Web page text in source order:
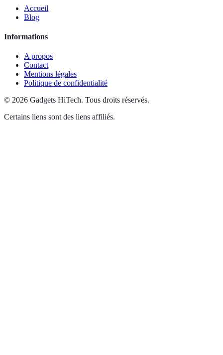
Accueil
Blog
Informations
A propos
Contact
Mentions légales
Politique de confidentialité
© 2026 Gadgets HiTech. Tous droits réservés.
Certains liens sont des liens affiliés.